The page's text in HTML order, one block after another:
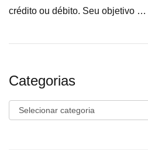
crédito ou débito. Seu objetivo …
Categorias
Categorias